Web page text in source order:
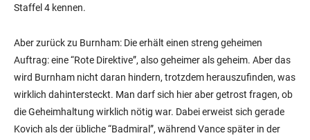
Staffel 4 kennen.
Aber zurück zu Burnham: Die erhält einen streng geheimen
Auftrag: eine “Rote Direktive”, also geheimer als geheim. Aber das
wird Burnham nicht daran hindern, trotzdem herauszufinden, was
wirklich dahintersteckt. Man darf sich hier aber getrost fragen, ob
die Geheimhaltung wirklich nötig war. Dabei erweist sich gerade
Kovich als der übliche “Badmiral”, während Vance später in der